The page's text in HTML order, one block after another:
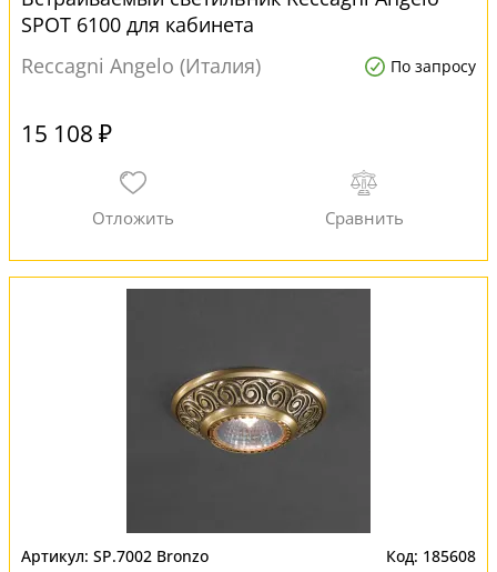
SPOT 6100 для кабинета
Reccagni Angelo (Италия)
По запросу
15 108 ₽
SP.7002 Bronzo 185608